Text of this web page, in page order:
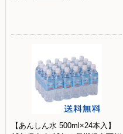
【あんしん水 500ml×24本入】